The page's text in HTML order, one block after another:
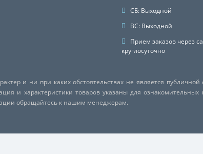
СБ: Выходной
ВС: Выходной
Прием заказов через
круглосуточно
и ни при каких обстоятельствах не является
и характеристики товаров указаны для
обращайтесь к нашим менеджерам.